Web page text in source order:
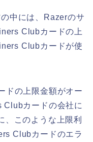
中には、Razerのサ
Clubカードの上
Clubカードが使
ドの上限金額がオー
Clubカードの会社に
、このような上限利
Clubカードのエラ